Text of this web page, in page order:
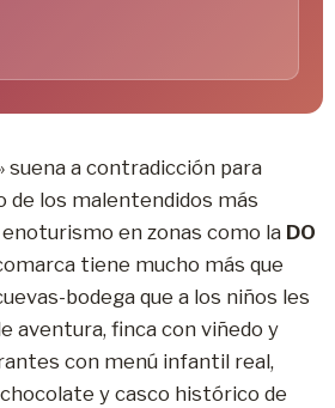
suena a contradicción para
de los malentendidos más
en zonas como la DO
tiene mucho más que
bodega que a los niños les
aventura, finca con viñedo y
con menú infantil real,
y casco histórico de